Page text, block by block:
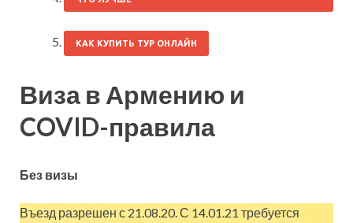
КАК КУПИТЬ ТУР ОНЛАЙН
Виза в Армению и
COVID-правила
Без визы
Въезд разрешен с 21.08.20. С 14.01.21 требуется